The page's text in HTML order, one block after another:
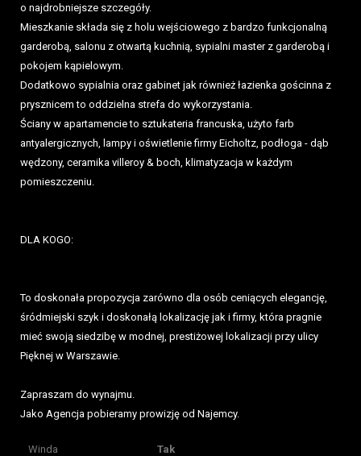
o najdrobniejsze szczegóły.
Mieszkanie składa się z holu wejściowego z bardzo funkcjonalną
garderobą, salonu z otwartą kuchnią, sypialni master z garderobą i
pokojem kąpielowym.
Dodatkowo sypialnia oraz gabinet jak również łazienka gościnna z
prysznicem to oddzielna strefa do wykorzystania.
Ściany w apartamencie to sztukateria francuska, użyto farb
antyalergicznych, lampy i oświetlenie firmy Eicholtz, podłoga - dąb
wędzony, ceramika villeroy & boch, klimatyzacja w każdym
pomieszczeniu.
DLA KOGO:
To doskonała propozycja zarówno dla osób ceniących elegancję,
śródmiejski szyk i doskonałą lokalizację jak i firmy, która pragnie
mieć swoją siedzibę w modnej, prestiżowej lokalizacji przy ulicy
Pięknej w Warszawie.
Zapraszam do wynajmu.
Jako Agencja pobieramy prowizję od Najemcy.
Winda Tak